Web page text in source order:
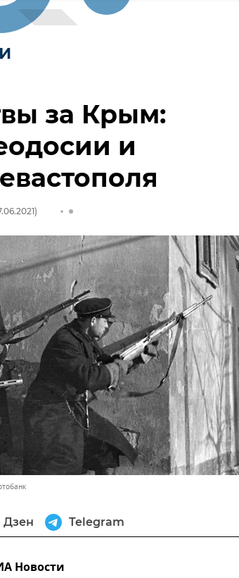
за Крым:
и
Дзен Telegram
Новости